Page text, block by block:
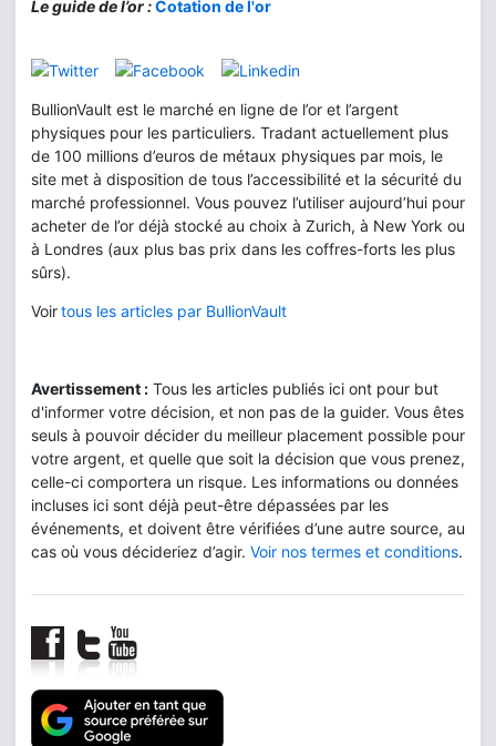
Leguide de l’or :Cotation de l'or
BullionVault est le marché en ligne de l’or et l’argent
physiques pour les particuliers. Tradant actuellement plus
de 100 millions d’euros de métaux physiques par mois, le
site met à disposition de tous l’accessibilité et la sécurité du
marché professionnel. Vous pouvez l’utiliser aujourd’hui pour
acheter de l’or déjà stocké au choix à Zurich, à New York ou
à Londres (aux plus bas prix dans les coffres-forts les plus
sûrs).
Voirtous les articles par BullionVault
Avertissement : Tous les articles publiés ici ont pour but
d'informer votre décision, et non pas de la guider. Vous êtes
seuls à pouvoir décider du meilleur placement possible pour
votre argent, et quelle que soit la décision que vous prenez,
celle-ci comportera un risque. Les informations ou données
incluses ici sont déjà peut-être dépassées par les
événements, et doivent être vérifiées d’une autre source, au
cas où vous décideriez d’agir. Voir nos termes et conditions.